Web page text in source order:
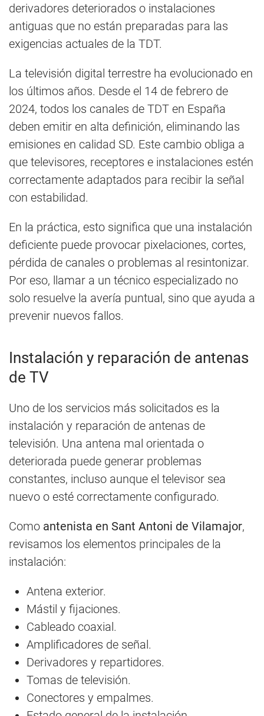
derivadores deteriorados o instalaciones
antiguas que no están preparadas para las
exigencias actuales de la TDT.
La televisión digital terrestre ha evolucionado en
los últimos años. Desde el 14 de febrero de
2024, todos los canales de TDT en España
deben emitir en alta definición, eliminando las
emisiones en calidad SD. Este cambio obliga a
que televisores, receptores e instalaciones estén
correctamente adaptados para recibir la señal
con estabilidad.
En la práctica, esto significa que una instalación
deficiente puede provocar pixelaciones, cortes,
pérdida de canales o problemas al resintonizar.
Por eso, llamar a un técnico especializado no
solo resuelve la avería puntual, sino que ayuda a
prevenir nuevos fallos.
Instalación y reparación de antenas
de TV
Uno de los servicios más solicitados es la
instalación y reparación de antenas de
televisión. Una antena mal orientada o
deteriorada puede generar problemas
constantes, incluso aunque el televisor sea
nuevo o esté correctamente configurado.
Como antenista en Sant Antoni de Vilamajor,
revisamos los elementos principales de la
instalación:
Antena exterior.
Mástil y fijaciones.
Cableado coaxial.
Amplificadores de señal.
Derivadores y repartidores.
Tomas de televisión.
Conectores y empalmes.